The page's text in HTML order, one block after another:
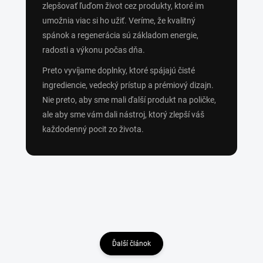
zlepšovať ľuďom život cez produkty, ktoré im
umožnia viac si ho užiť. Veríme, že kvalitný
spánok a regenerácia sú základom energie,
radosti a výkonu počas dňa.
Preto vyvíjame doplnky, ktoré spájajú čisté
ingrediencie, vedecký prístup a prémiový dizajn.
Nie preto, aby sme mali ďalší produkt na poličke,
ale aby sme vám dali nástroj, ktorý zlepší váš
každodenný pocit zo života.
Ďalší článok